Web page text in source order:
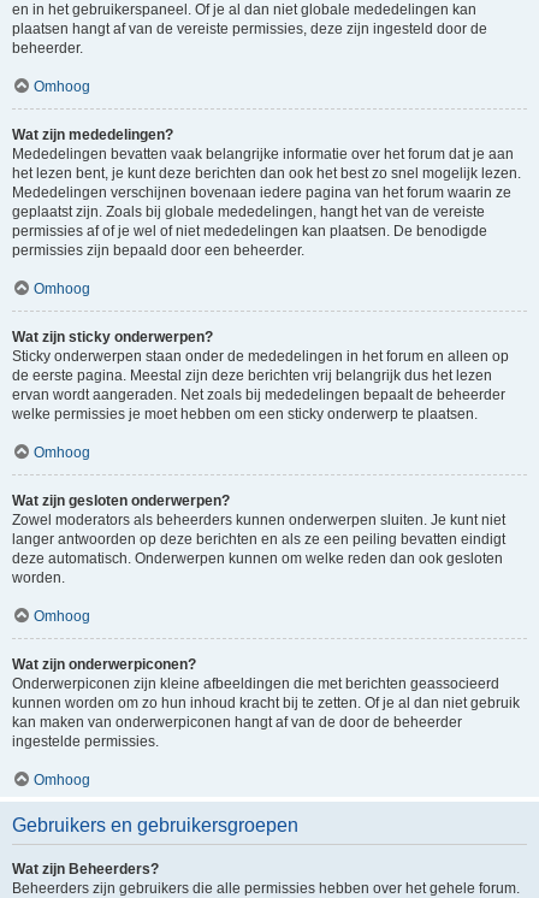
en in het gebruikerspaneel. Of je al dan niet globale mededelingen kan
plaatsen hangt af van de vereiste permissies, deze zijn ingesteld door de
beheerder.
Omhoog
Wat zijn mededelingen?
Mededelingen bevatten vaak belangrijke informatie over het forum dat je aan
het lezen bent, je kunt deze berichten dan ook het best zo snel mogelijk lezen.
Mededelingen verschijnen bovenaan iedere pagina van het forum waarin ze
geplaatst zijn. Zoals bij globale mededelingen, hangt het van de vereiste
permissies af of je wel of niet mededelingen kan plaatsen. De benodigde
permissies zijn bepaald door een beheerder.
Omhoog
Wat zijn sticky onderwerpen?
Sticky onderwerpen staan onder de mededelingen in het forum en alleen op
de eerste pagina. Meestal zijn deze berichten vrij belangrijk dus het lezen
ervan wordt aangeraden. Net zoals bij mededelingen bepaalt de beheerder
welke permissies je moet hebben om een sticky onderwerp te plaatsen.
Omhoog
Wat zijn gesloten onderwerpen?
Zowel moderators als beheerders kunnen onderwerpen sluiten. Je kunt niet
langer antwoorden op deze berichten en als ze een peiling bevatten eindigt
deze automatisch. Onderwerpen kunnen om welke reden dan ook gesloten
worden.
Omhoog
Wat zijn onderwerpiconen?
Onderwerpiconen zijn kleine afbeeldingen die met berichten geassocieerd
kunnen worden om zo hun inhoud kracht bij te zetten. Of je al dan niet gebruik
kan maken van onderwerpiconen hangt af van de door de beheerder
ingestelde permissies.
Omhoog
Gebruikers en gebruikersgroepen
Wat zijn Beheerders?
Beheerders zijn gebruikers die alle permissies hebben over het gehele forum.